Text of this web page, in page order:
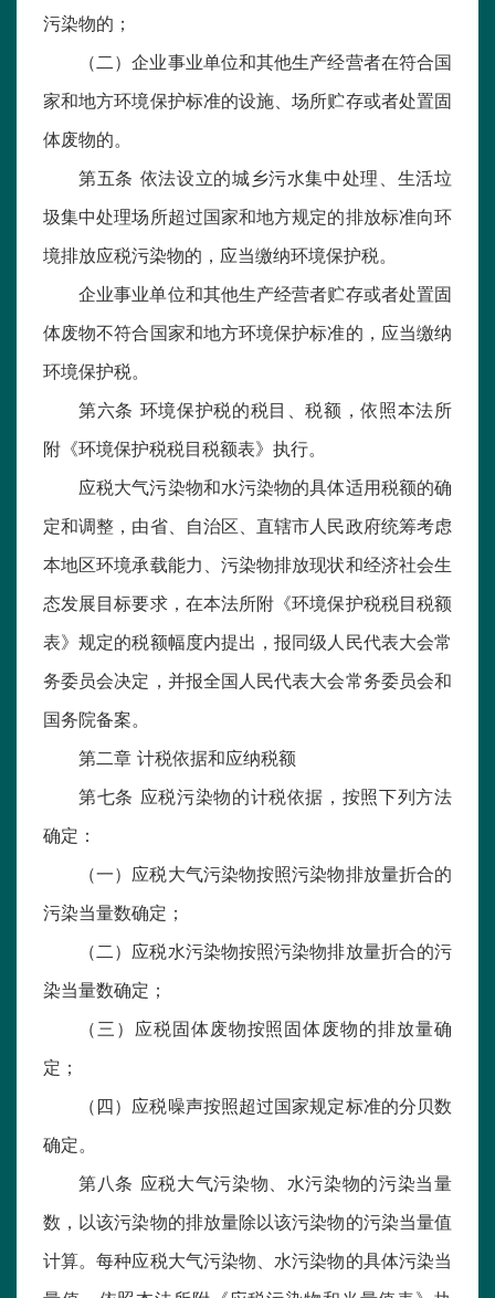
污染物的；
（二）企业事业单位和其他生产经营者在符合国
家和地方环境保护标准的设施、场所贮存或者处置固
体废物的。
第五条 依法设立的城乡污水集中处理、生活垃
圾集中处理场所超过国家和地方规定的排放标准向环
境排放应税污染物的，应当缴纳环境保护税。
企业事业单位和其他生产经营者贮存或者处置固
体废物不符合国家和地方环境保护标准的，应当缴纳
环境保护税。
第六条 环境保护税的税目、税额，依照本法所
附《环境保护税税目税额表》执行。
应税大气污染物和水污染物的具体适用税额的确
定和调整，由省、自治区、直辖市人民政府统筹考虑
本地区环境承载能力、污染物排放现状和经济社会生
态发展目标要求，在本法所附《环境保护税税目税额
表》规定的税额幅度内提出，报同级人民代表大会常
务委员会决定，并报全国人民代表大会常务委员会和
国务院备案。
第二章 计税依据和应纳税额
第七条 应税污染物的计税依据，按照下列方法
确定：
（一）应税大气污染物按照污染物排放量折合的
污染当量数确定；
（二）应税水污染物按照污染物排放量折合的污
染当量数确定；
（三）应税固体废物按照固体废物的排放量确
定；
（四）应税噪声按照超过国家规定标准的分贝数
确定。
第八条 应税大气污染物、水污染物的污染当量
数，以该污染物的排放量除以该污染物的污染当量值
计算。每种应税大气污染物、水污染物的具体污染当